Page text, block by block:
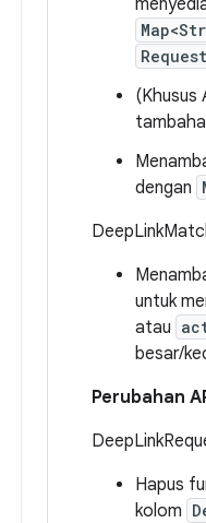
(Khusus
dengan
untuk
atau
besar/
Perubahan
Hapus
kolom